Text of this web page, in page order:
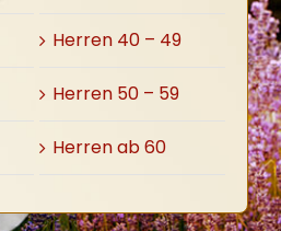
Herren 40 – 49
Herren 50 – 59
Herren ab 60